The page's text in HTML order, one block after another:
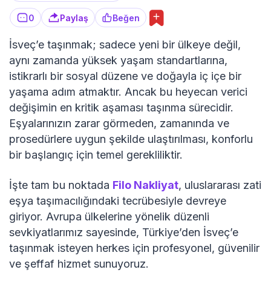
0 Paylaş Beğen
İsveç’e taşınmak; sadece yeni bir ülkeye değil,
aynı zamanda yüksek yaşam standartlarına,
istikrarlı bir sosyal düzene ve doğayla iç içe bir
yaşama adım atmaktır. Ancak bu heyecan verici
değişimin en kritik aşaması taşınma sürecidir.
Eşyalarınızın zarar görmeden, zamanında ve
prosedürlere uygun şekilde ulaştırılması, konforlu
bir başlangıç için temel gerekliliktir.
İşte tam bu noktada Filo Nakliyat, uluslararası zati
eşya taşımacılığındaki tecrübesiyle devreye
giriyor. Avrupa ülkelerine yönelik düzenli
sevkiyatlarımız sayesinde, Türkiye’den İsveç’e
taşınmak isteyen herkes için profesyonel, güvenilir
ve şeffaf hizmet sunuyoruz.